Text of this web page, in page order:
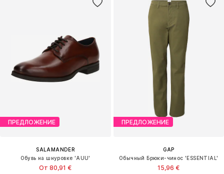
ПРЕДЛОЖЕНИЕ
SALAMANDER
Обувь на шнуровке 'AUU'
От 80,91 €
ПРЕДЛОЖЕНИЕ
GAP
Обычный Брюки-чинос 'ESSENTIAL'
15,96 €